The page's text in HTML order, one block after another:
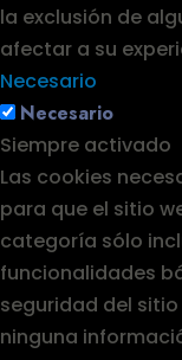
la exclusión de
afectar a su
Necesario
Necesario
Siempre activado
Las cookies
para que el sitio
categoría sólo
funcionalidades
seguridad del
ninguna